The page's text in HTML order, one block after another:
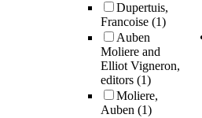
Dupertuis,
Francoise (1)
Auben
Moliere and
Elliot Vigneron,
editors (1)
Moliere,
Auben (1)